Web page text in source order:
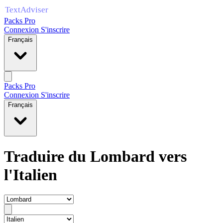
Packs Pro
Connexion S'inscrire
Français
Packs Pro
Connexion S'inscrire
Français
Traduire du Lombard vers
l'Italien